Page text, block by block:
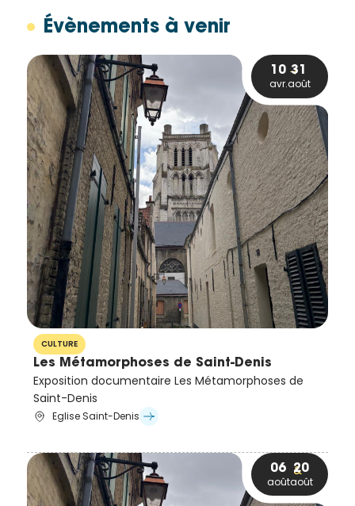
Évènements à venir
10
avr.
31
août
CULTURE
Les Métamorphoses de Saint-Denis
Exposition documentaire Les Métamorphoses de
Saint-Denis
Eglise Saint-Denis
06
août
20
août